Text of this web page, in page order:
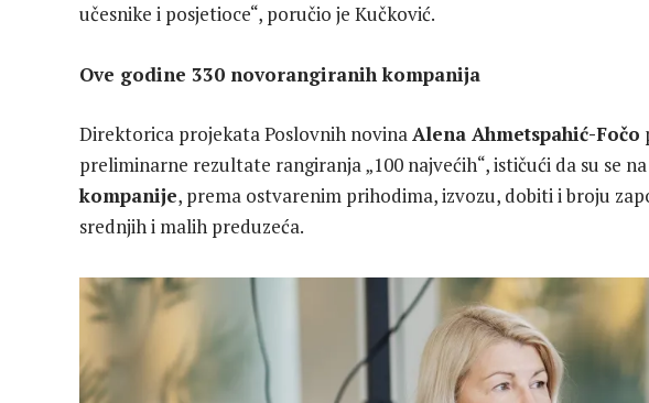
učesnike i posjetioce“, poručio je Kučković.
Ove godine 330 novorangiranih kompanija
Direktorica projekata Poslovnih novinaAlena Ahmetspahić-Fočo
preliminarne rezultate rangiranja „100 najvećih“, ističući da su se
kompanije, prema ostvarenim prihodima, izvozu, dobiti i broju
srednjih i malih preduzeća.